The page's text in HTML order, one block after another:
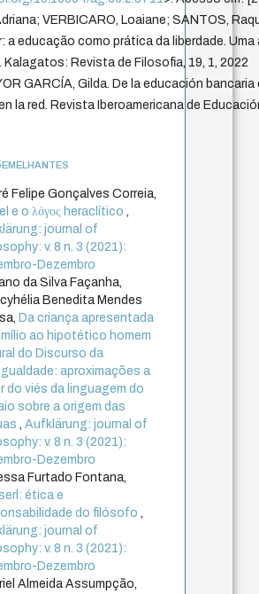
VERBICARO, Loaiane; SANTOS,
a educação como prática da liberdade.
Kalagatos: Revista de Filosofia, 19, 1, 2022
GARCÍA, Gilda. De la educación
la red. Revista Iberoamericana de
Felipe Gonçalves Correia,
e o λόγος heraclítico,
journal of
v. 8 n. 3 (2021):
Dezembro
da Silva Façanha,
Benedita Mendes
Da criança apresentada
ao hipotético homem
do Discurso da
aproximações a
do viés da linguagem do
sobre a origem das
,Aufklärung: journal of
v. 8 n. 3 (2021):
Dezembro
Furtado Fontana,
ética e
do filósofo,
journal of
v. 8 n. 3 (2021):
Dezembro
Almeida Assumpção,